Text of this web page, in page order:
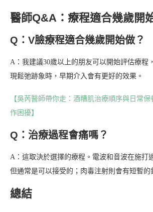
醫師Q&A：療程適合幾歲開
Q：V臉療程適合幾歲開始做？
A：我建議30歲以上的朋友可以開始評估療程
現鬆弛跡象時，早期介入會有更好的效果。
【吳芮醫師帶你走：酒糟肌治療順序與日常
作困擾】
Q：治療過程會痛嗎？
A：這取決於選擇的療程。電波和音波在施打
但通常是可以接受的；肉毒注射則會有短暫的
總結